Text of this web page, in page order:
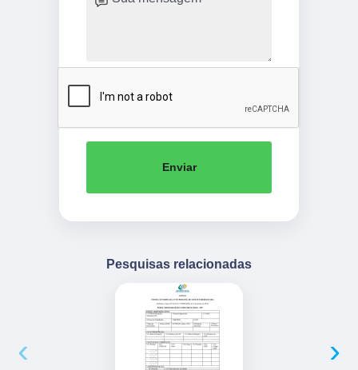
Enviar
Pesquisas relacionadas
‹ ›